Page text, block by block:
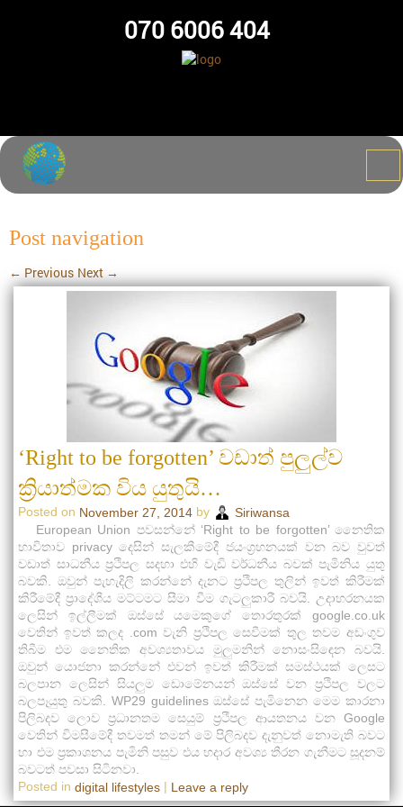
070 6006 404
Post navigation
← Previous Next →
‘Right to be forgotten’ වඩාත් පුලුල්ව
ක්‍රියාත්මක විය යුතුයි…
Posted on November 27, 2014 by
Siriwansa
European Union පවසන්නේ ‘Right to be forgotten’ නෛතික
භාවිතාව privacy දෙසින් සැලකීමේදී ජයංග්‍රහනයක් වන බව වුවත්
වඩාත් සාධනීය ප්‍රථිපල සදහා එහි වැඩි වර්ධනීය බවක් පැමිනිය යුතු
බවකි. ඔවුන් පැහැදිලි කරන්නේ දැනට ප්‍රථිපල තුලින් ඉවත් කිරීමක්
කිරීමේදී ප්‍රාදේශීය මට්ටමට සීමා වීම ගැටලුකාරී බවයි. උදාහරනයක
ලෙසින් ඉල්ලීමක් ඔස්සේ යමෙකුගේ තොරතුරක් google.co.uk
වෙතින් ඉවත් කලද .com වැනි ප්‍රථිපල සෙවීමක් තුල තවම අඩංගුව
තිබීම එම නෛතික අවශ්‍යතාවය මුලුමනින් නොසංසි‍ඳෙන බවයි.
ඔවුන් යොජනා කරන්නේ එවන් ඉවත් කිරීමක් සමස්ථයක් ලෙසට
බලපාන ලෙසින් සියලුම ඩොමේනයන් ඔස්සේ වන ප්‍රථිපල වලට
බලපෑයුතු බවකි. WP29 guidelines ඔස්සේ පැමිනෙන මෙම කාරනා
පිලිබදව ලොව ප්‍රධානතම සෙයුම් ප්‍රථිපල ආයතනය වන Google
වෙතින් විමසීමේදී තවමත් තමන් මේ පිලිබදව දැනුවත් නොමැති බවට
හා එම ප්‍රකාශනය පැමිනි පසුව එය හදාර අවශ්‍ය තීරන ගැනීමට සූදනම්
බවටත් පවසා සිටිනවා.
Posted in digital lifestyles | Leave a reply